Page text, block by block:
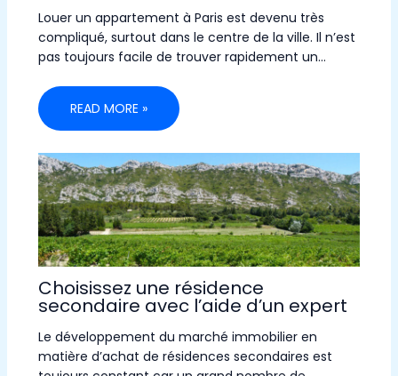
Louer un appartement à Paris est devenu très
compliqué, surtout dans le centre de la ville. Il n’est
pas toujours facile de trouver rapidement un…
READ MORE »
Choisissez une résidence
secondaire avec l’aide d’un expert
Le développement du marché immobilier en
matière d’achat de résidences secondaires est